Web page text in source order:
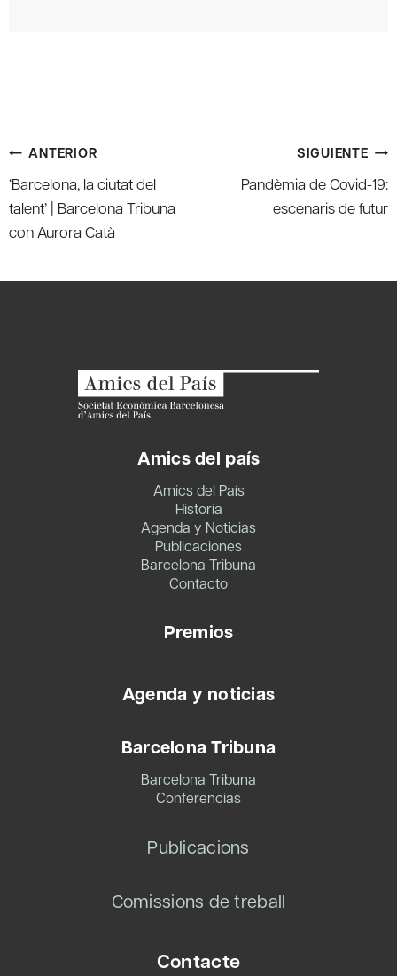
Navegación
de
entradas
ANTERIOR
‘Barcelona, la ciutat del
talent’ | Barcelona Tribuna
con Aurora Catà
SIGUIENTE
Pandèmia de Covid-19:
escenaris de futur
Amics del país
Amics del País
Historia
Agenda y Noticias
Publicaciones
Barcelona Tribuna
Contacto
Premios
Agenda y noticias
Barcelona Tribuna
Barcelona Tribuna
Conferencias
Publicacions
Comissions de treball
Contacte